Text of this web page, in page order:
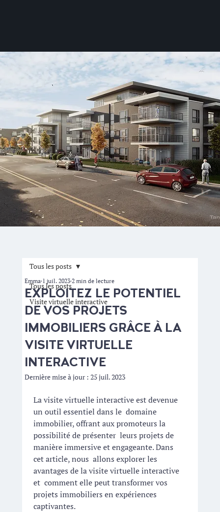
Tous les posts
Visite virtuelle interactive
Tous les posts
EXPLOITEZ LE POTENTIEL
DE VOS PROJETS
IMMOBILIERS GRÂCE À LA
VISITE VIRTUELLE
INTERACTIVE
Emma 1 juil. 2023 2 min de lecture
Dernière mise à jour : 25 juil. 2023
La visite virtuelle interactive est devenue
un outil essentiel dans le  domaine
immobilier, offrant aux promoteurs la
possibilité de présenter  leurs projets de
manière immersive et engageante. Dans
cet article, nous  allons explorer les
avantages de la visite virtuelle interactive
et  comment elle peut transformer vos
projets immobiliers en expériences
captivantes.